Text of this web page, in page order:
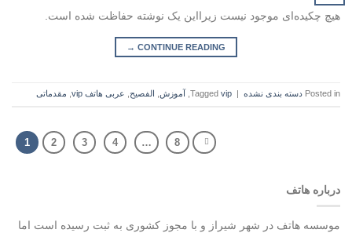
هیچ چکیده‌ای موجود نیست زیرا‌این یک نوشته حفاظت شده است.
CONTINUE READING
→
Posted in دسته بندی نشده |
Tagged vip آموزش الفصيح عربی هاتف vip مقدماتی
1 2 3 4 … 8
درباره هاتف
موسسه هاتف در شهر شیراز و با مجوز کشوری به ثبت رسیده است اما